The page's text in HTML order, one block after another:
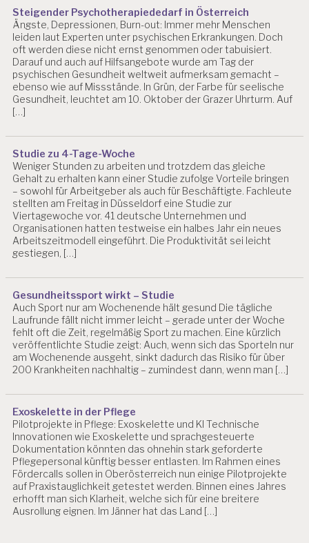
H
O
L
O
G
I
A
P
A
R
B
E
I
S
P
Y
H
O
L
O
G
I
B
O
G
B
E
L
A
S
Steigender Psychotherapiededarf in Österreich
Ängste, Depressionen, Burn-out: Immer mehr Menschen
leiden laut Experten unter psychischen Erkrankungen. Doch
oft werden diese nicht ernst genommen oder tabuisiert.
Darauf und auch auf Hilfsangebote wurde am Tag der
psychischen Gesundheit weltweit aufmerksam gemacht –
ebenso wie auf Missstände. In Grün, der Farbe für seelische
Gesundheit, leuchtet am 10. Oktober der Grazer Uhrturm. Auf
[…]
Studie zu 4-Tage-Woche
Weniger Stunden zu arbeiten und trotzdem das gleiche
Gehalt zu erhalten kann einer Studie zufolge Vorteile bringen
– sowohl für Arbeitgeber als auch für Beschäftigte. Fachleute
stellten am Freitag in Düsseldorf eine Studie zur
Viertagewoche vor. 41 deutsche Unternehmen und
Organisationen hatten testweise ein halbes Jahr ein neues
Arbeitszeitmodell eingeführt. Die Produktivität sei leicht
gestiegen, […]
Gesundheitssport wirkt – Studie
Auch Sport nur am Wochenende hält gesund Die tägliche
Laufrunde fällt nicht immer leicht – gerade unter der Woche
fehlt oft die Zeit, regelmäßig Sport zu machen. Eine kürzlich
veröffentlichte Studie zeigt: Auch, wenn sich das Sporteln nur
am Wochenende ausgeht, sinkt dadurch das Risiko für über
200 Krankheiten nachhaltig – zumindest dann, wenn man […]
Exoskelette in der Pflege
Pilotprojekte in Pflege: Exoskelette und KI Technische
Innovationen wie Exoskelette und sprachgesteuerte
Dokumentation könnten das ohnehin stark geforderte
Pflegepersonal künftig besser entlasten. Im Rahmen eines
Fördercalls sollen in Oberösterreich nun einige Pilotprojekte
auf Praxistauglichkeit getestet werden. Binnen eines Jahres
erhofft man sich Klarheit, welche sich für eine breitere
Ausrollung eignen. Im Jänner hat das Land […]